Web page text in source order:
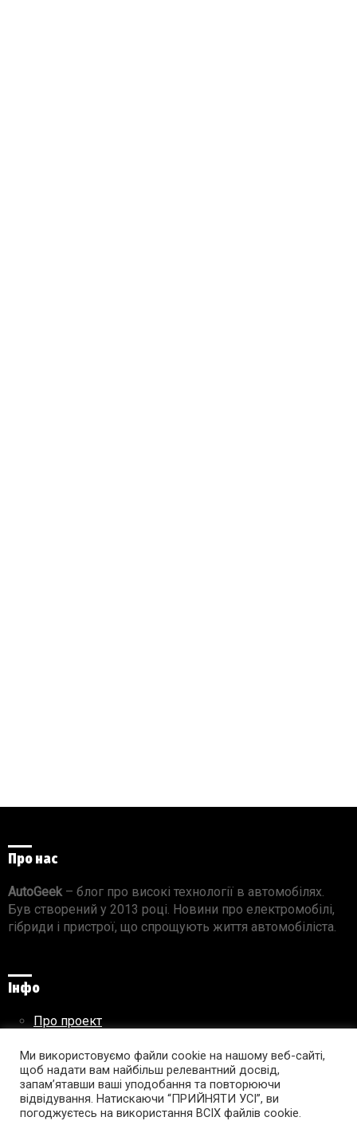
Про нас
AutoGeek– блог про високі технології в автомобілях.
Був створений у 2013 році. Новини про електромобілі,
гібриди і пристрої, що спрощують життя автомобіліста.
Інфо
Про проект
Правила використання матеріалів
Ми використовуємо файли cookie на нашому веб-сайті,
щоб надати вам найбільш релевантний досвід,
запам’ятавши ваші уподобання та повторюючи
відвідування. Натискаючи “ПРИЙНЯТИ УСІ”, ви
погоджуєтесь на використання ВСІХ файлів cookie.